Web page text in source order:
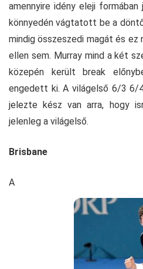
amennyire idény eleji
könnyedén vágtatott be a
mindig összeszedi magát és
ellen sem. Murray mind a két
közepén került break
engedett ki. A világelső 6/3
jelezte kész van arra, hogy
jelenleg a világelső.
Brisbane
A